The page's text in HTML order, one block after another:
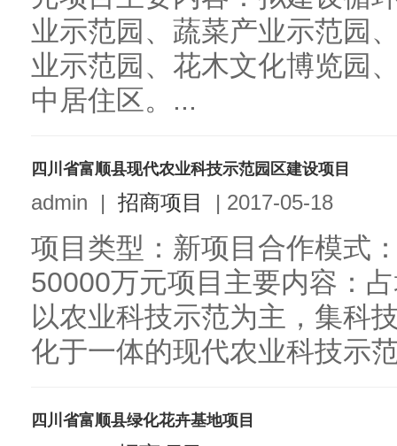
业示范园、蔬菜产业示范园
业示范园、花木文化博览园
中居住区。...
四川省富顺县现代农业科技示范园区建设项目
admin | 招商项目 | 2017-05-18
项目类型：新项目合作模式
50000万元项目主要内容：
以农业科技示范为主，集科
化于一体的现代农业科技示
四川省富顺县绿化花卉基地项目